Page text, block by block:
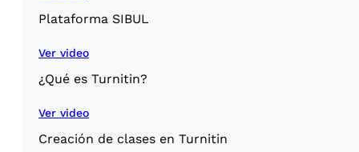
Plataforma SIBUL
Ver video
¿Qué es Turnitin?
Ver video
Creación de clases en Turnitin